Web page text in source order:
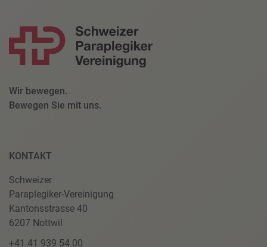
Wir bewegen.
Bewegen Sie mit uns.
KONTAKT
Schweizer
Paraplegiker-Vereinigung
Kantonsstrasse 40
6207 Nottwil
+41 41 939 54 00